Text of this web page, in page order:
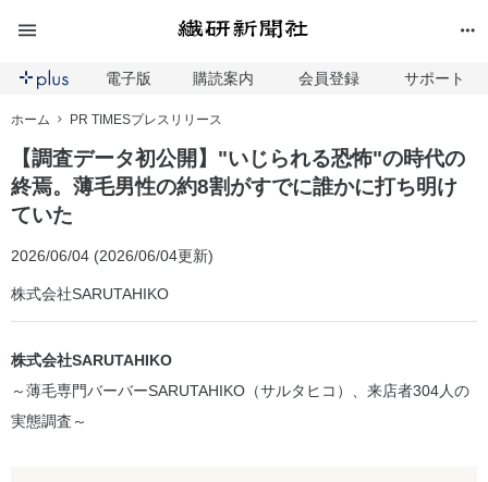
電子版 購読案内 会員登録 サポート
ホーム PR TIMESプレスリリース
【調査データ初公開】"いじられる恐怖"の時代の
終焉。薄毛男性の約8割がすでに誰かに打ち明け
ていた
2026/06/04 (2026/06/04更新)
株式会社SARUTAHIKO
株式会社SARUTAHIKO
～薄毛専門バーバーSARUTAHIKO（サルタヒコ）、来店者304人の
実態調査～